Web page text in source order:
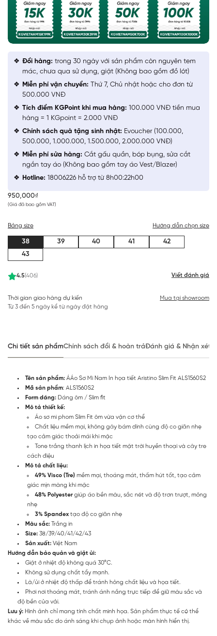
950,000₫
(Giá đã bao gồm VAT)
4.5(406) Viết đánh giá
Bảng size Hướng dẫn chọn size
38 39 40 41
42
43
Thời gian giao hàng dự kiến
Từ 3 đến 5 ngày kể từ ngày đặt hàng
Mua tại showroom
Đổi hàng: trong 30 ngày với sản phẩm còn nguyên tem
mác, chưa qua sử dụng, giặt (Không bao gồm đồ lót)
Miễn phí vận chuyển: Thứ 7, Chủ nhật hoặc cho đơn từ
500.000 VNĐ
Tích điểm KGPoint khi mua hàng: 100.000 VNĐ tiền mua
hàng = 1 KGpoint = 2.000 VNĐ
Chính sách quà tặng sinh nhật: Evoucher (100.000,
500.000, 1.000.000, 1.500.000, 2.000.000 VNĐ)
Miễn phí sửa hàng: Cắt gấu quần, bóp bụng, sửa cắt
ngắn tay áo (Không bao gồm tay áo Vest/Blazer)
Hotline: 18006226 hỗ trợ từ 8h00:22h00
Chi tiết sản phẩmChính sách đổi & hoàn trảĐánh giá & Nhận xét
Tên sản phẩm: ÁÁo Sơ Mi Nam In họa tiết Aristino Slim Fit ALS1560S2
Mã sản phẩm: ALS1560S2
Form dáng: Dáng ôm / Slim fit
Mô tả thiết kế:
Áo sơ mi phom Slim Fit ôm vừa vặn cơ thể
Chất liệu mềm mại, không gây bám dính cùng độ co giãn nhẹ
tạo cảm giác thoải mái khi mặc
Tone trắng thanh lịch in họa tiết mặt trời huyền thoại và cây tre
cách điệu
Mô tả chất liệu:
49% Visco (Tre) mềm mại, thoáng mát, thấm hút tốt, tạo cảm
giác mịn màng khi mặc
48% Polyester giúp áo bền màu, sắc nét và độ trơn trượt, mỏng
nhẹ
3% Spandex tạo độ co giãn nhẹ
Màu sắc: Trắng in
Size: 38/39/40/41/42/43
Sản xuất: Việt Nam
Hướng dẫn bảo quản và giặt ủi:
Giặt ở nhiệt độ không quá 30°C.
Không sử dụng chất tẩy mạnh.
Là/ủi ở nhiệt độ thấp để tránh hỏng chất liệu và họa tiết.
Phơi nơi thoáng mát, tránh ánh nắng trực tiếp để giữ màu sắc và
độ bền của vải.
Lưu ý: Hình ảnh chỉ mang tính chất minh họa. Sản phẩm thực tế có thể
khác về màu sắc do ánh sáng khi chụp ảnh hoặc màn hình hiển thị.